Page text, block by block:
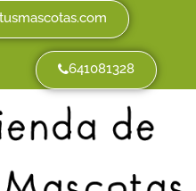
641081328